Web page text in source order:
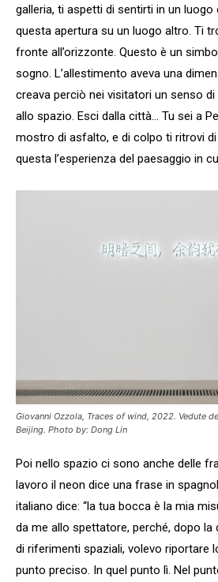
galleria, ti aspetti di sentirti in un luogo
questa apertura su un luogo altro. Ti
fronte all’orizzonte. Questo è un
sogno. L’allestimento aveva una
creava perciò nei visitatori un senso
allo spazio. Esci dalla città… Tu sei a
mostro di asfalto, e di colpo ti ritrovi
questa l’esperienza del paesaggio in
Giovanni Ozzola, Traces of wind, 2022. Vedute
Beijing. Photo by: Dong Lin
Poi nello spazio ci sono anche delle
lavoro il neon dice una frase in
italiano dice: “la tua bocca è la mia
da me allo spettatore, perché, dopo la
di riferimenti spaziali, volevo riportare
punto preciso. In quel punto lì. Nel